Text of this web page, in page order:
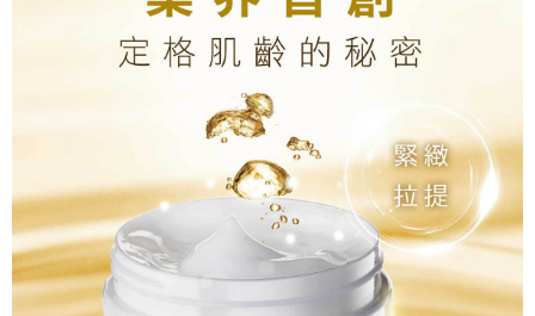
若款項超過繳費期限，將根據當次的金額加收年利率 16% 的逾期滯納金。
未成年的使用者，請事先徵得法定代理人或監護人之同意方可使用
若您對於個人資料之處理、利用有任何疑問，或欲行使相關法律權利，請聯
繫恩沛科技股份有限公司。若您不同意我們將上開所示之個人資料，連同必
要之購買訂單資訊提供予 AFTEE ，或讓 AFTEE 蒐集處理利用您的個人資
每笔NT$100，满NT$1,500(含以上)免运费
每笔NT$100，满NT$1,200(含以上)免运费
查看运费